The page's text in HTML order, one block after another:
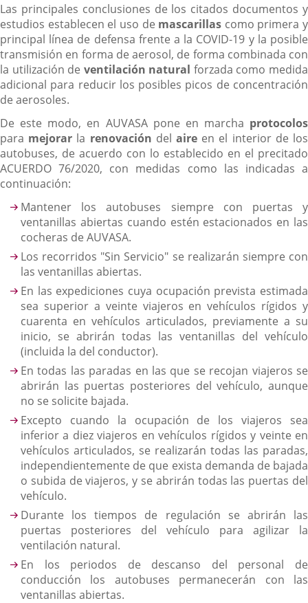
Las principales conclusiones de los citados documentos y
estudios establecen el uso de mascarillas como primera y
principal línea de defensa frente a la COVID-19 y la posible
transmisión en forma de aerosol, de forma combinada con
la utilización de ventilación natural forzada como medida
adicional para reducir los posibles picos de concentración
de aerosoles.
De este modo, en AUVASA pone en marcha protocolos
para mejorar la renovación delaire en el interior de los
autobuses, de acuerdo con lo establecido en el precitado
ACUERDO 76/2020, con medidas como las indicadas a
continuación:
Mantener los autobuses siempre con puertas y
ventanillas abiertas cuando estén estacionados en las
cocheras de AUVASA.
Los recorridos "Sin Servicio" se realizarán siempre con
las ventanillas abiertas.
En las expediciones cuya ocupación prevista estimada
sea superior a veinte viajeros en vehículos rígidos y
cuarenta en vehículos articulados, previamente a su
inicio, se abrirán todas las ventanillas del vehículo
(incluida la del conductor).
En todas las paradas en las que se recojan viajeros se
abrirán las puertas posteriores del vehículo, aunque
no se solicite bajada.
Excepto cuando la ocupación de los viajeros sea
inferior a diez viajeros en vehículos rígidos y veinte en
vehículos articulados, se realizarán todas las paradas,
independientemente de que exista demanda de bajada
o subida de viajeros, y se abrirán todas las puertas del
vehículo.
Durante los tiempos de regulación se abrirán las
puertas posteriores del vehículo para agilizar la
ventilación natural.
En los periodos de descanso del personal de
conducción los autobuses permanecerán con las
ventanillas abiertas.